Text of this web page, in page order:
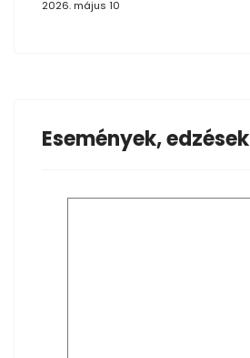
2026. május 10
Események, edzések